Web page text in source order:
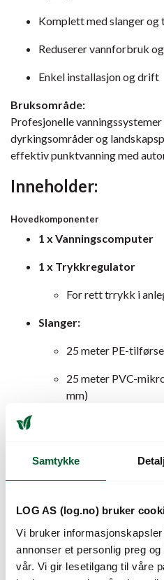
Samtykke
LOG AS (log.no) bruker
Vi bruker
annonser et personlig preg
vår. Vi gir lesetilgang til våre
Komplett med slanger
Reduserer vannforbruk
Enkel installasjon og drift
Bruksområde:
Profesjonelle
dyrkingsområder og
effektiv punktvanning med
Inneholder:
Hovedkomponenter
1 x Vanningscomputer
1 x Trykkregulator
For rett trrykk i
Slanger:
25 meter PE-
25 meter PVC-
mm)
Koblinger for 16 mm polyetylenrør
3 × Albuer
3 × Endelokk